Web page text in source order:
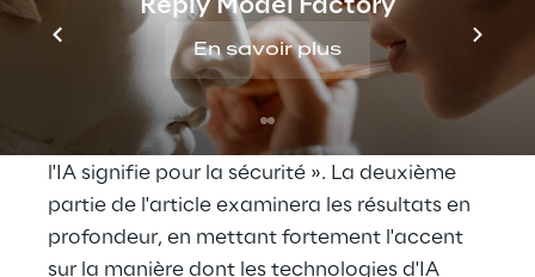
Reply Model Factory
En savoir plus
données, la première section de cet article a
été entièrement conçue à l'aide d'outils d'IA.
Ce qui suit est une transcription exacte du
contenu généré par l'IA, basée sur une
simple invite : « Analysons avec l'IA ce que
l'IA signifie pour la sécurité ». La deuxième
partie de l'article examinera les résultats en
profondeur, en mettant fortement l'accent
sur la manière dont les technologies d'IA